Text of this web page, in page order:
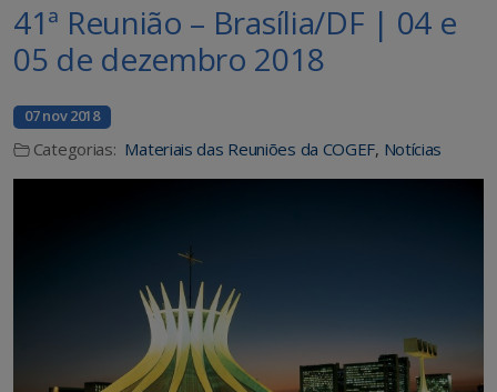
41ª Reunião – Brasília/DF | 04 e
05 de dezembro 2018
07 nov 2018
Categorias: Materiais das Reuniões da COGEF, Notícias